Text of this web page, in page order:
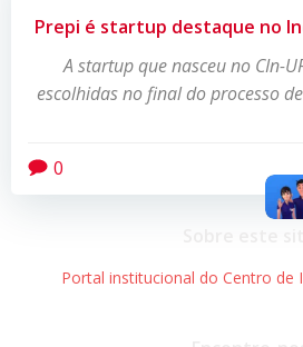
Prepi é startup destaque no
A startup que nasceu no CIn-
escolhidas no final do processo
0
Portal institucional do Centro de